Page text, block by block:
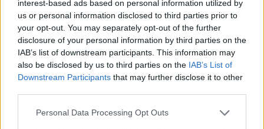
interest-based ads based on personal information utilized by
us or personal information disclosed to third parties prior to
your opt-out. You may separately opt-out of the further
disclosure of your personal information by third parties on the
IAB’s list of downstream participants. This information may
also be disclosed by us to third parties on the IAB’s List of
Downstream Participants that may further disclose it to other
Personal Data Processing Opt Outs
Per occultare le giocate, i protagonisti di questa
vicenda si sarebbero fatti aiutare dagli
amministratori di una gioielleria milanese.
Quando il credito degli organizzatori delle
effettuare bonifici tracciabili per l'acquisto di